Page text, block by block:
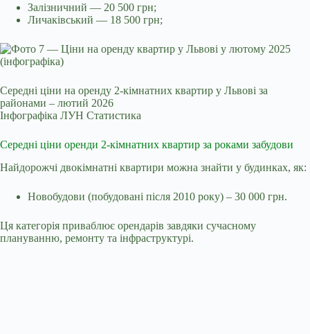
Залізничний — 20 500 грн;
Личаківський — 18 500 грн;
Середні ціни на оренду 2-кімнатних квартир у Львові за
районами – лютий 2026
Інфографіка ЛУН Статистика
Середні ціни оренди 2-кімнатних квартир за роками забудови
Найдорожчі двокімнатні квартири можна знайти у будинках, як:
Новобудови (побудовані після 2010 року) – 30 000 грн.
Ця категорія приваблює орендарів завдяки сучасному
плануванню, ремонту та інфраструктурі.